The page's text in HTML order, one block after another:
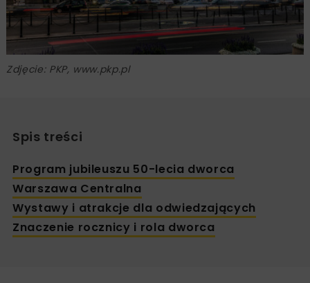
Zdjęcie: PKP, www.pkp.pl
Spis treści
Program jubileuszu 50-lecia dworca
Warszawa Centralna
Wystawy i atrakcje dla odwiedzających
Znaczenie rocznicy i rola dworca